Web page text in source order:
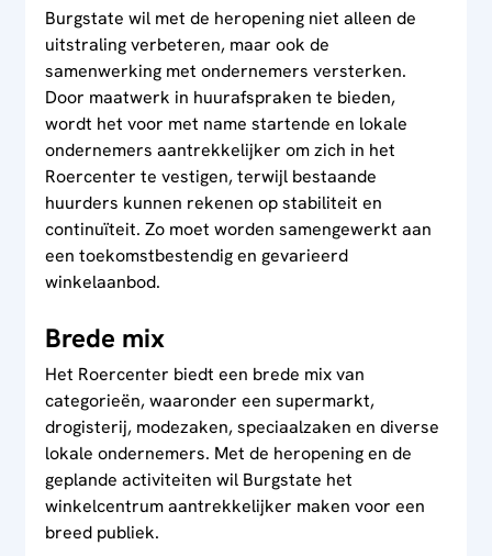
Burgstate wil met de heropening niet alleen de
uitstraling verbeteren, maar ook de
samenwerking met ondernemers versterken.
Door maatwerk in huurafspraken te bieden,
wordt het voor met name startende en lokale
ondernemers aantrekkelijker om zich in het
Roercenter te vestigen, terwijl bestaande
huurders kunnen rekenen op stabiliteit en
continuïteit. Zo moet worden samengewerkt aan
een toekomstbestendig en gevarieerd
winkelaanbod.
Brede mix
Het Roercenter biedt een brede mix van
categorieën, waaronder een supermarkt,
drogisterij, modezaken, speciaalzaken en diverse
lokale ondernemers. Met de heropening en de
geplande activiteiten wil Burgstate het
winkelcentrum aantrekkelijker maken voor een
breed publiek.